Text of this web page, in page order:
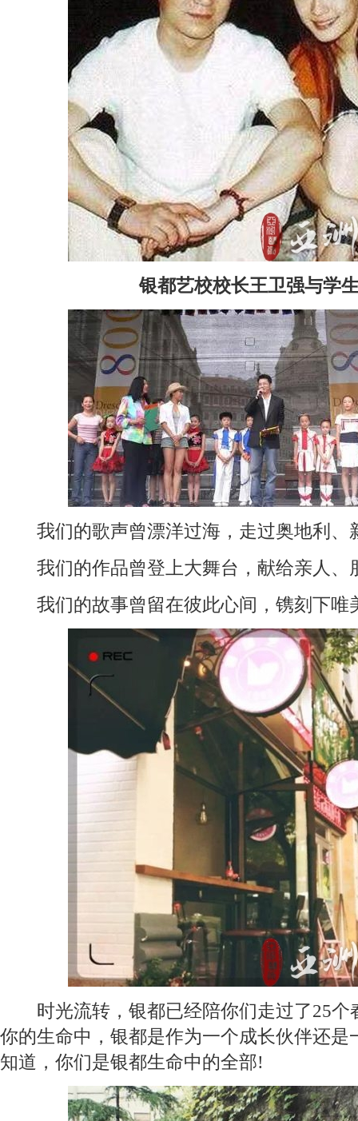
银都艺校校长王卫强与学
我们的歌声曾漂洋过海，走过奥地利、
我们的作品曾登上大舞台，献给亲人、
我们的故事曾留在彼此心间，镌刻下
时光流转，银都已经陪你们走过了25个
你的生命中，银都是作为一个成长伙伴还是
知道，你们是银都生命中的全部!